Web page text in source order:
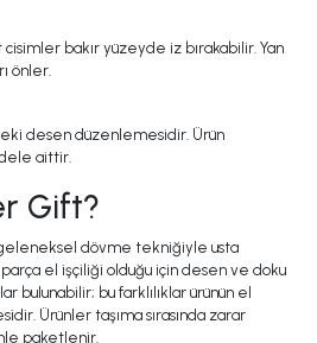
bakır yüzeyde iz bırakabilir. Yan
önler.
desen düzenlemesidir. Ürün
aittir.
Gift?
dövme tekniğiyle usta
el işçiliği olduğu için desen ve doku
bulunabilir; bu farklılıklar ürünün el
Ürünler taşıma sırasında zarar
paketlenir.